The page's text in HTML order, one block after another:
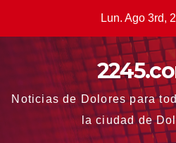
Lun. Ago 3rd,
Noticias de Dolores para
la ciudad de